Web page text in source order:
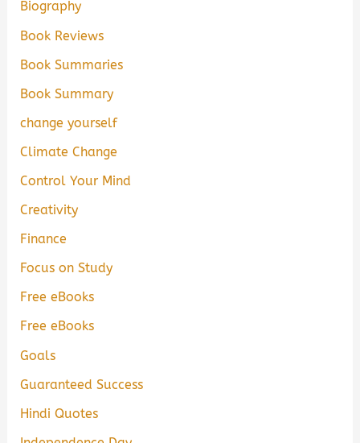
Biography
Book Reviews
Book Summaries
Book Summary
change yourself
Climate Change
Control Your Mind
Creativity
Finance
Focus on Study
Free eBooks
Free eBooks
Goals
Guaranteed Success
Hindi Quotes